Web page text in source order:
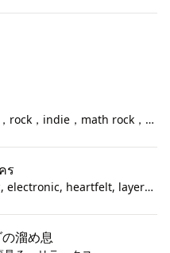
female vocals，rock，indie，math rock，metal，piano，dub，edm，ハード，ダーク，熱狂，感情
ร
pop, rhythmic, electronic, heartfelt, layers of synths with a driving beat
溜め息